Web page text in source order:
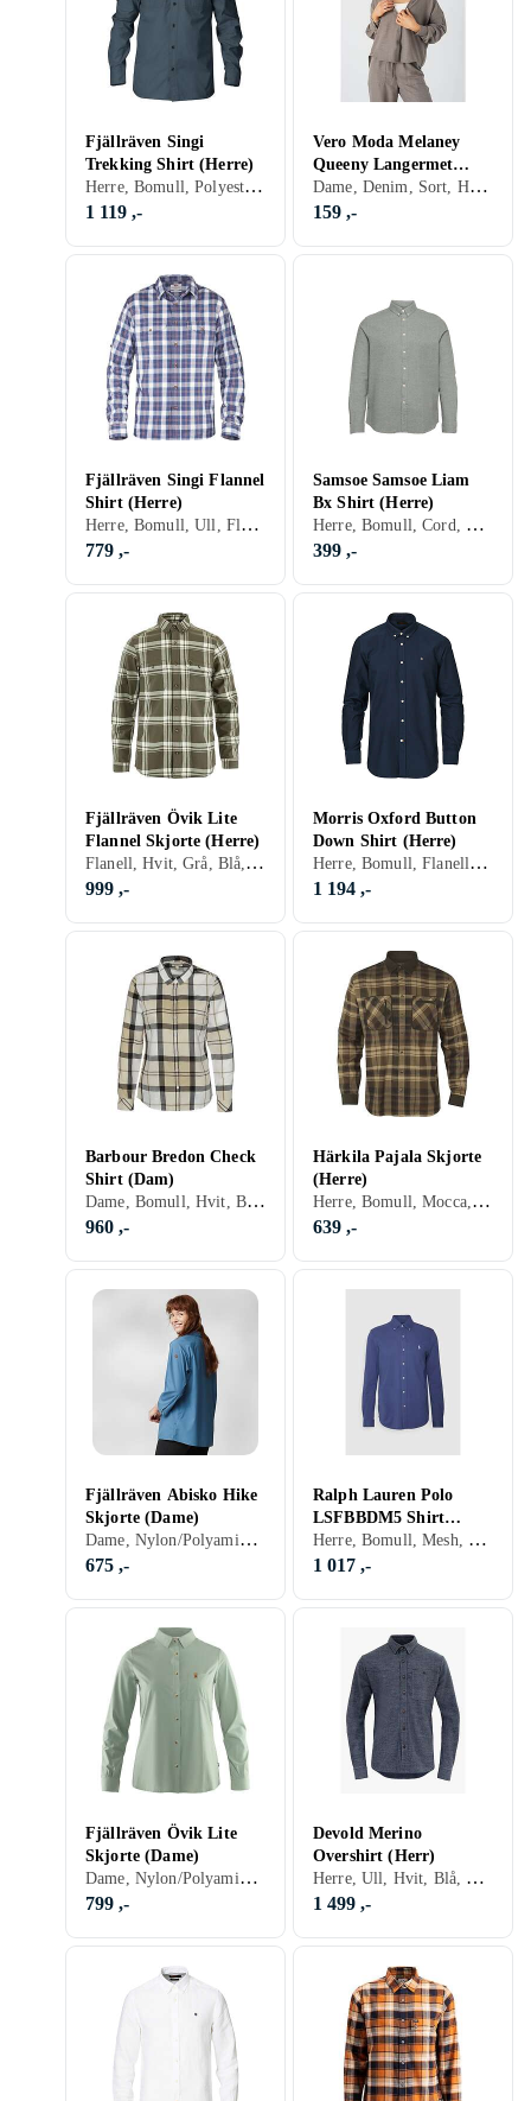
Fjällräven Singi
Trekking Shirt (Herre)
Herre, Bomull, Polyester, Mocca, Sort, Grå, Brun, Blå, Grønn, Beige, Khaki
1 119 ,-
Vero Moda Melaney
Queeny Langermet
Skjorte (Kvinner)
Dame, Denim, Sort, Hvit, Brun, Blå, Grønn, Beige, Lilla
159 ,-
Fjällräven Singi Flannel
Shirt (Herre)
Herre, Bomull, Ull, Flanell, Hvit, Grå, Brun, Blå, Rød, Gul, Grønn, Beige, Lilla, Rutete
779 ,-
Samsoe Samsoe Liam
Bx Shirt (Herre)
Herre, Bomull, Cord, Sort, Hvit, Sølv, Grå, Brun, Blå, Rød, Oransje, Grønn, Beige, Rosa, Khaki, Stripete
399 ,-
Fjällräven Övik Lite
Flannel Skjorte (Herre)
Flanell, Hvit, Grå, Blå, Grønn, Beige
999 ,-
Morris Oxford Button
Down Shirt (Herre)
Herre, Bomull, Flanell, Denim, Cord, Chambray, Hvit, Grå, Brun, Blå, Rød, Gul, Oransje, Grønn, Beige, Rosa, Khaki, Stripete, Logo
1 194 ,-
Barbour Bredon Check
Shirt (Dam)
Dame, Bomull, Hvit, Brun, Blå, Grønn, Beige, Khaki, Rutete
960 ,-
Härkila Pajala Skjorte
(Herre)
Herre, Bomull, Mocca, Flanell, Brun, Rød, Oransje, Grønn, Beige, Rutete
639 ,-
Fjällräven Abisko Hike
Skjorte (Dame)
Dame, Nylon/Polyamid, Hvit, Blå, Beige, Rosa, Rutete
675 ,-
Ralph Lauren Polo
LSFBBDM5 Shirt
(Herre)
Herre, Bomull, Mesh, Sort, Hvit, Grå, Brun, Blå, Rød, Gul, Oransje, Grønn, Beige, Rosa, Lilla, Khaki
1 017 ,-
Fjällräven Övik Lite
Skjorte (Dame)
Dame, Nylon/Polyamid, Polyester, Elastan/Spandex/Lycra, Flanell, Sort, Hvit, Grå, Blå, Rød, Oransje, Grønn, Beige, Rosa, Logo
799 ,-
Devold Merino
Overshirt (Herr)
Herre, Ull, Hvit, Blå, Beige
1 499 ,-